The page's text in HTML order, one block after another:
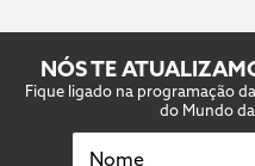
NÓS TE
Fique ligado na programação
do Mundo
Nome